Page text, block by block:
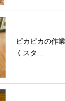
ピカピカの作
くスタ...